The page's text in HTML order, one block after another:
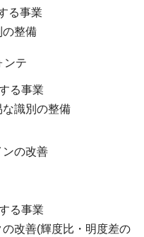
る事業
の整備
ンテ
る事業
識別の整備
ンの改善
る事業
改善(輝度比・明度差の